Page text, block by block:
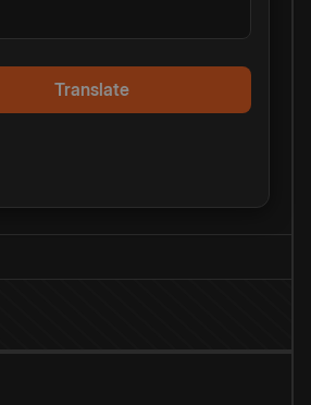
Translate